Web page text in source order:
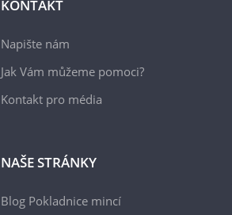
KONTAKT
Napište nám
Jak Vám můžeme pomoci?
Kontakt pro média
NAŠE STRÁNKY
Blog Pokladnice mincí